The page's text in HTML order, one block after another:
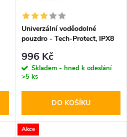
Univerzální voděodolné
pouzdro - Tech-Protect, IPX8
Orange
996 Kč
Skladem - hned k odeslání
>5 ks
DO KOŠÍKU
Akce